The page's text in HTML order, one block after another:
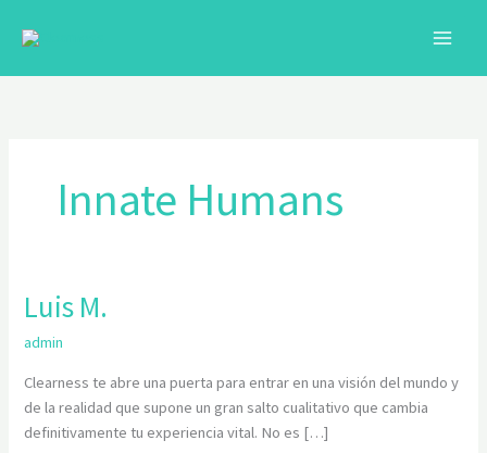
Innate Humans
Luis M.
admin
Clearness te abre una puerta para entrar en una visión del mundo y
de la realidad que supone un gran salto cualitativo que cambia
definitivamente tu experiencia vital. No es […]
Luis
M.